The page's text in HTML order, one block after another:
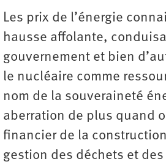
Les prix de l’énergie
hausse affolante,
gouvernement et bien
le nucléaire comme
nom de la souveraineté
aberration de plus quand
financier de la
gestion des déchets et des